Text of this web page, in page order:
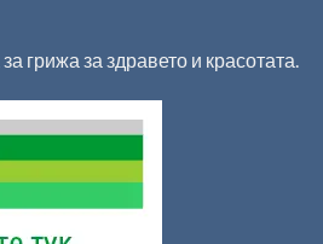
грижа за здравето и красотата.